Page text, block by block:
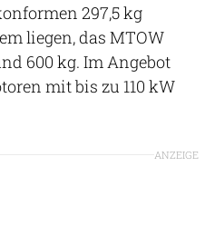
297,5 kg
liegen, das MTOW
600 kg. Im Angebot
mit bis zu 110 kW
ANZEIGE